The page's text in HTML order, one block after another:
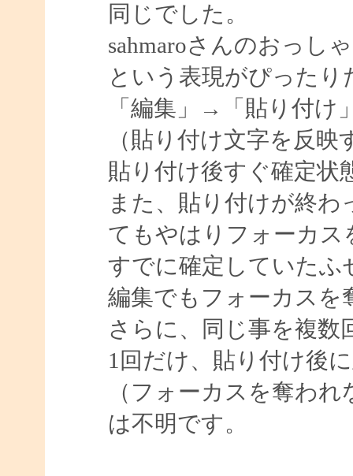
同じでした。
sahmaroさんのおっし
という表現がぴったり
「編集」→「貼り付け
（貼り付け文字を反
貼り付け後すぐ確定状
また、貼り付けが終
てもやはりフォーカス
すでに確定していたふ
編集でもフォーカスを
さらに、同じ事を複数
1回だけ、貼り付け後
（フォーカスを奪わ
は不明です。